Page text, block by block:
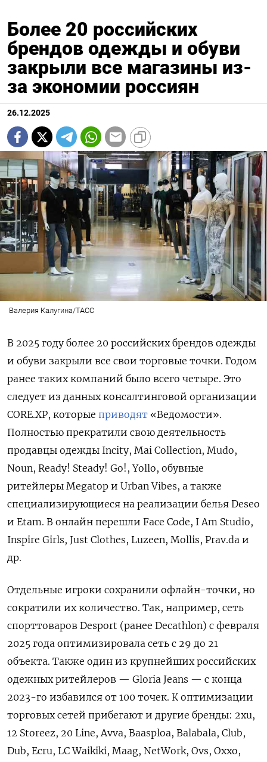
Более 20 российских
брендов одежды и обуви
закрыли все магазины из-
за экономии россиян
26.12.2025
Валерия Калугина/ТАСС
В 2025 году более 20 российских брендов одежды
и обуви закрыли все свои торговые точки. Годом
ранее таких компаний было всего четыре. Это
следует из данных консалтинговой организации
CORE.XP, которые приводят «Ведомости».
Полностью прекратили свою деятельность
продавцы одежды Incity, Mai Collection, Mudo,
Noun, Ready! Steady! Go!, Yollo, обувные
ритейлеры Megatop и Urban Vibes, а также
специализирующиеся на реализации белья Deseo
и Etam. В онлайн перешли Face Code, I Am Studio,
Inspire Girls, Just Clothes, Luzeen, Mollis, Prav.da и
др.
Отдельные игроки сохранили офлайн-точки, но
сократили их количество. Так, например, сеть
спорттоваров Desport (ранее Decathlon) с февраля
2025 года оптимизировала сеть с 29 до 21
объекта. Также один из крупнейших российских
одежных ритейлеров — Gloria Jeans — с конца
2023-го избавился от 100 точек. К оптимизации
торговых сетей прибегают и другие бренды: 2xu,
12 Storeez, 20 Line, Avva, Baasploa, Balabala, Club,
Dub, Ecru, LC Waikiki, Maag, NetWork, Ovs, Oxxo,